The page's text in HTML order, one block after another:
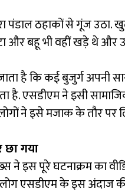
पंडाल ठहाकों से गूंज उठा.
और बहू भी वहीं खड़े थे और
है कि कई बुजुर्ग अपनी
है. एसडीएम ने इसी
ने इसे मजाक के तौर पर
छा गया
ने इस पूरे घटनाक्रम का
लोग एसडीएम के इस अंदाज